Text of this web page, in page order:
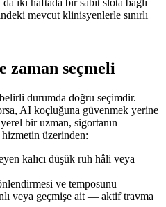
iki haftada bir sabit slota bağlı
mevcut klinisyenlerle sınırlı
zaman seçmeli
durumda doğru seçimdir.
AI koçluğuna güvenmek yerine
bir uzman, sigortanın
hizmetin üzerinden:
kalıcı düşük ruh hâli veya
ve temposunu
veya geçmişe ait — aktif travma